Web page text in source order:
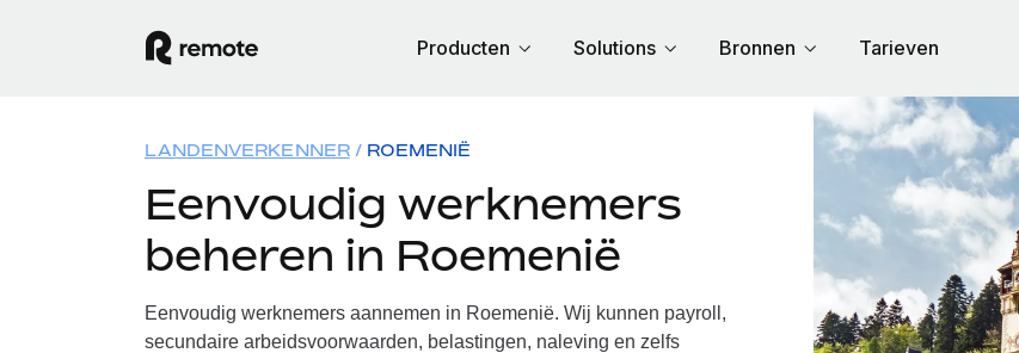
Producten Solutions Bronnen Tarieven
LANDENVERKENNER ROEMENIË
Eenvoudig werknemers
beheren in Roemenië
Eenvoudig werknemers aannemen in Roemenië. Wij kunnen payroll,
secundaire arbeidsvoorwaarden, belastingen, naleving en zelfs